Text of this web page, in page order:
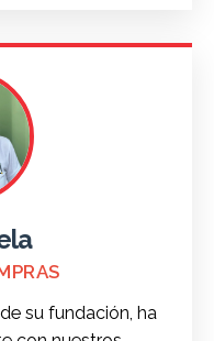
su fundación, ha